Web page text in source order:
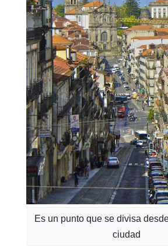
Es un punto que se divisa
ciudad